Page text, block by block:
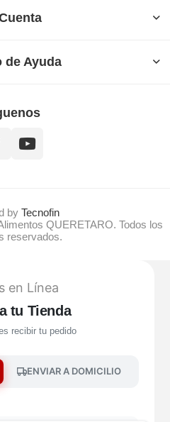
de Ayuda
by Tecnofin
QUERETARO. Todos los
reservados.
tu Tienda
recibir tu pedido
ENVIAR A DOMICILIO